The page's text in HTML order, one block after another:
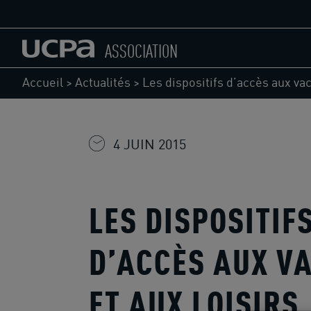
ASSOCIATION
Accueil > Actualités > Les dispositifs d’accès aux
4 JUIN 2015
LES
D’ACCÈS AUX